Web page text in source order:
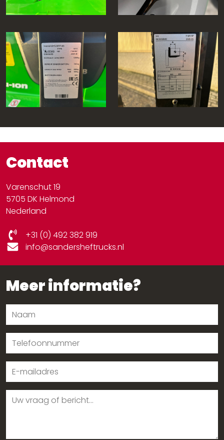
Contact
Varenschut 19
5705 DK Helmond
Nederland
+31 (0) 492 382 919
info@sandersheftrucks.nl
Meer informatie?